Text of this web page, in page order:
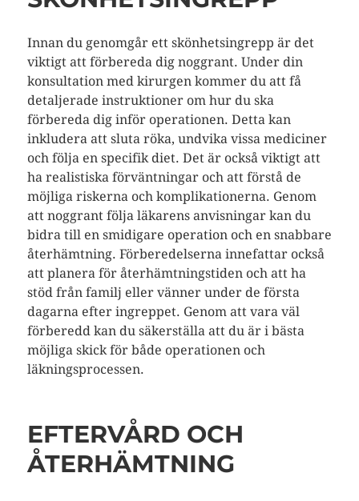
Innan du genomgår ett skönhetsingrepp är det
viktigt att förbereda dig noggrant. Under din
konsultation med kirurgen kommer du att få
detaljerade instruktioner om hur du ska
förbereda dig inför operationen. Detta kan
inkludera att sluta röka, undvika vissa mediciner
och följa en specifik diet. Det är också viktigt att
ha realistiska förväntningar och att förstå de
möjliga riskerna och komplikationerna. Genom
att noggrant följa läkarens anvisningar kan du
bidra till en smidigare operation och en snabbare
återhämtning. Förberedelserna innefattar också
att planera för återhämtningstiden och att ha
stöd från familj eller vänner under de första
dagarna efter ingreppet. Genom att vara väl
förberedd kan du säkerställa att du är i bästa
möjliga skick för både operationen och
läkningsprocessen.
EFTERVÅRD OCH
ÅTERHÄMTNING